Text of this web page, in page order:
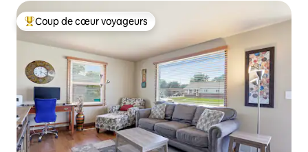
Coups de cœur voyageurs les plus appréciés
Coup de cœur voyageurs